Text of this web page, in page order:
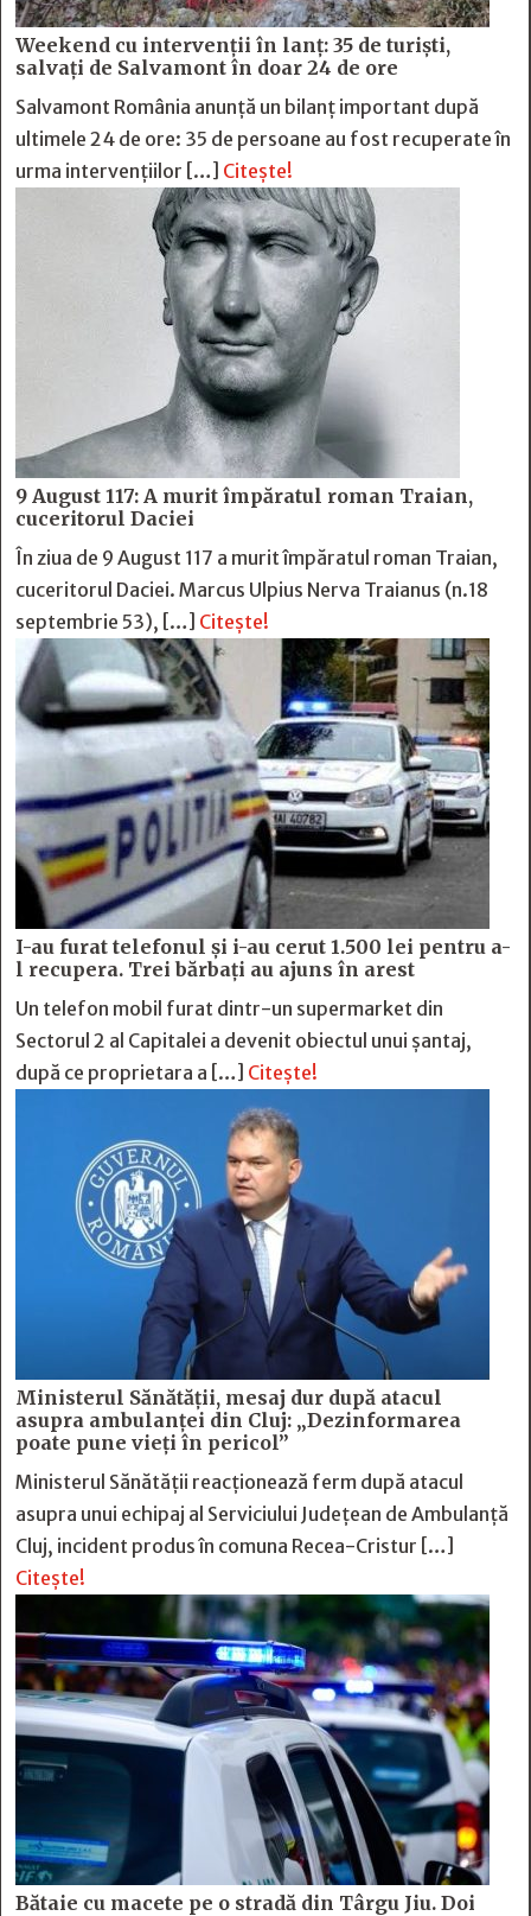
Weekend cu intervenții în lanț: 35 de turiști,
salvați de Salvamont în doar 24 de ore
Salvamont România anunță un bilanț important după
ultimele 24 de ore: 35 de persoane au fost recuperate în
urma intervențiilor […] Citește!
9 August 117: A murit împăratul roman Traian,
cuceritorul Daciei
În ziua de 9 August 117 a murit împăratul roman Traian,
cuceritorul Daciei. Marcus Ulpius Nerva Traianus (n.18
septembrie 53), […] Citește!
I-au furat telefonul și i-au cerut 1.500 lei pentru a-
l recupera. Trei bărbați au ajuns în arest
Un telefon mobil furat dintr-un supermarket din
Sectorul 2 al Capitalei a devenit obiectul unui șantaj,
după ce proprietara a […] Citește!
Ministerul Sănătății, mesaj dur după atacul
asupra ambulanței din Cluj: „Dezinformarea
poate pune vieți în pericol”
Ministerul Sănătății reacționează ferm după atacul
asupra unui echipaj al Serviciului Județean de Ambulanță
Cluj, incident produs în comuna Recea-Cristur […]
Citește!
Bătaie cu macete pe o stradă din Târgu Jiu. Doi